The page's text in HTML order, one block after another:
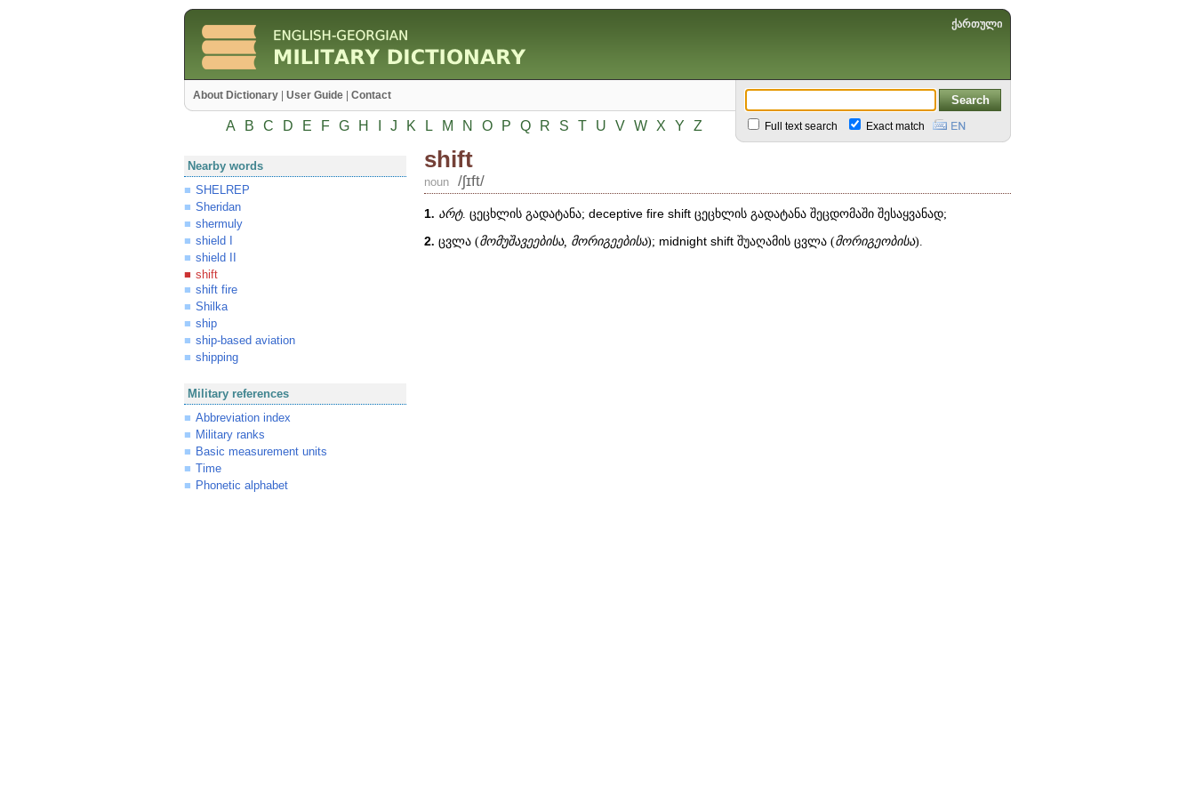
ქართული
About Dictionary User Guide Contact
A B C D E F G H J K L M N O P Q R S T U V W X Y Z Full text search Exact match
Nearby words
SHELREP
Sheridan
shermuly
shield I
shield II
shift
shift fire
Shilka
ship
ship-based aviation
shipping
Military references
Abbreviation index
Military ranks
Basic measurement units
Time
Phonetic alphabet
shift
noun /ʃɪft/
1. არტ. ცეცხლის გადატანა; deceptive fire shift ცეცხლის გადატანა შეცდომაში შესაყვანად;
2. ცვლა (მომუშავეებისა, მორიგეებისა); midnight shift შუაღამის ცვლა (მორიგეობისა).